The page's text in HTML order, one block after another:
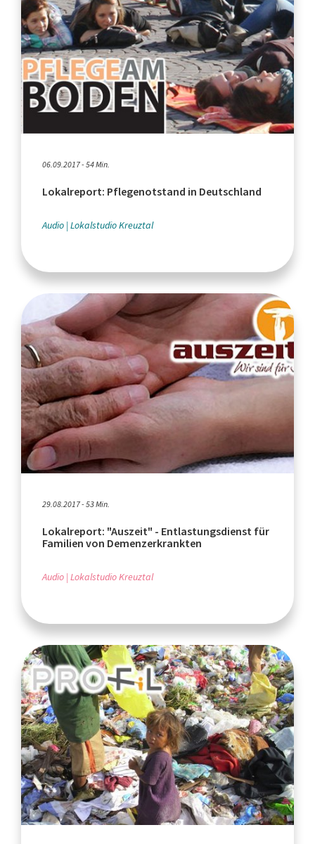
06.09.2017 - 54 Min.
Lokalreport: Pflegenotstand in Deutschland
Audio Lokalstudio Kreuztal
29.08.2017 - 53 Min.
Lokalreport: "Auszeit" - Entlastungsdienst für
Familien von Demenzerkrankten
Audio Lokalstudio Kreuztal